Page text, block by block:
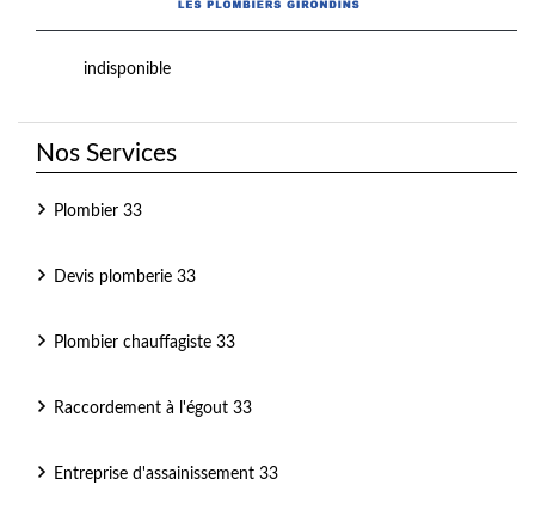
indisponible
Nos Services
Plombier 33
Devis plomberie 33
Plombier chauffagiste 33
Raccordement à l'égout 33
Entreprise d'assainissement 33